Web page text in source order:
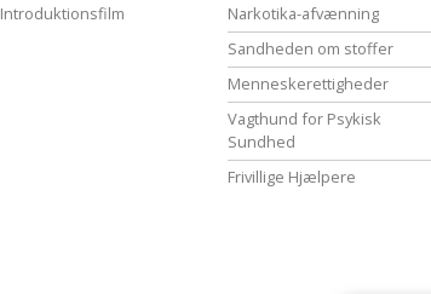
Introduktionsfilm
Narkotika-afvænning
Sandheden om stoffer
Menneske­rettigheder
Vagthund for Psykisk
Sundhed
Frivillige Hjælpere